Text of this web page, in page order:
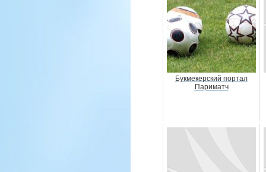
Букмекерский портал
Париматч